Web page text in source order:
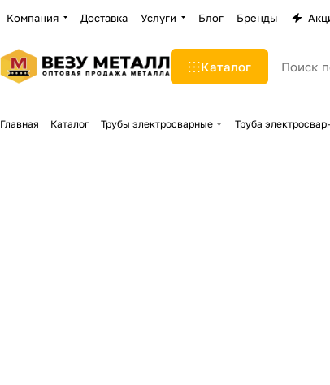
Компания Доставка Услуги Блог Бренды
Каталог
Главная Каталог Трубы электросварные Труба